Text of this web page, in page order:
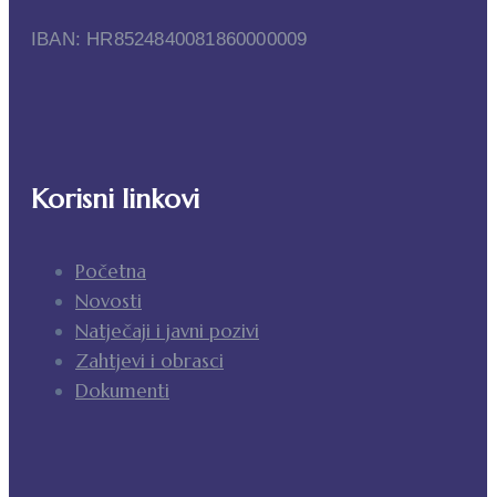
IBAN: HR8524840081860000009
Korisni linkovi
Početna
Novosti
Natječaji i javni pozivi
Zahtjevi i obrasci
Dokumenti